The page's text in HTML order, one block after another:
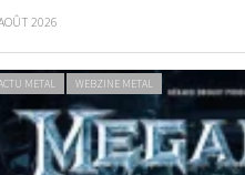
2026
METAL WEBZINE METAL